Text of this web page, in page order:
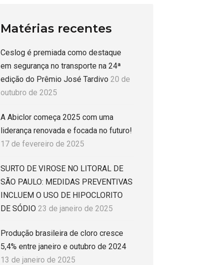
Matérias recentes
Ceslog é premiada como destaque
em segurança no transporte na 24ª
edição do Prêmio José Tardivo 20 de
outubro de 2025
A Abiclor começa 2025 com uma
liderança renovada e focada no futuro!
17 de fevereiro de 2025
SURTO DE VIROSE NO LITORAL DE
SÃO PAULO: MEDIDAS PREVENTIVAS
INCLUEM O USO DE HIPOCLORITO
DE SÓDIO 23 de janeiro de 2025
Produção brasileira de cloro cresce
5,4% entre janeiro e outubro de 2024
13 de janeiro de 2025